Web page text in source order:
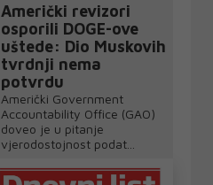
Američki revizori
osporili DOGE-ove
uštede: Dio Muskovih
tvrdnji nema
potvrdu
Američki Government
Accountability Office (GAO)
doveo je u pitanje
vjerodostojnost podat...